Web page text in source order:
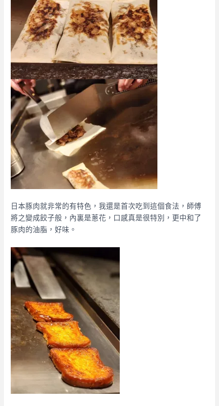
日本豚肉就非常的有特色，我還是首次吃到這個食法，師傅
將之變成餃子般，內裏是蔥花，口感真是很特別，更中和了
豚肉的油脂，好味。